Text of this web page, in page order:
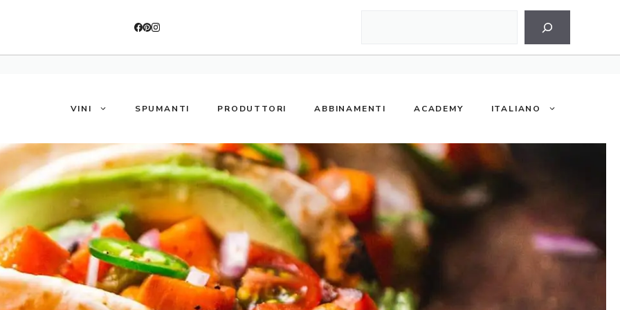
VINI SPUMANTI PRODUTTORI ABBINAMENTI ACADEMY ITALIANO